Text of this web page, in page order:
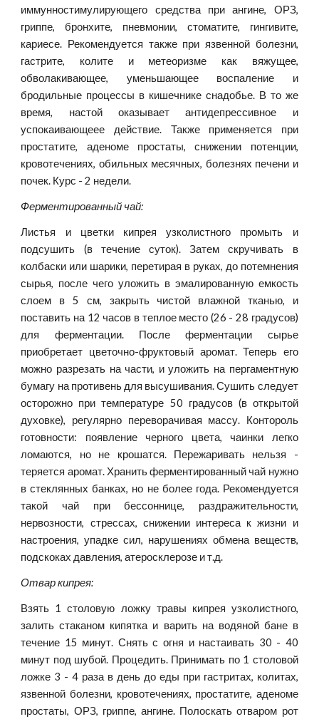
иммунностимулирующего средства при ангине, ОРЗ,
гриппе, бронхите, пневмонии, стоматите, гингивите,
кариесе. Рекомендуется также при язвенной болезни,
гастрите, колите и метеоризме как вяжущее,
обволакивающее, уменьшающее воспаление и
бродильные процессы в кишечнике снадобье. В то же
время, настой оказывает антидепрессивное и
успокаивающеее действие. Также применяется при
простатите, аденоме простаты, снижении потенции,
кровотечениях, обильных месячных, болезнях печени и
почек. Курс - 2 недели.
Ферментированный чай:
Листья и цветки кипрея узколистного промыть и
подсушить (в течение суток). Затем скручивать в
колбаски или шарики, перетирая в руках, до потемнения
сырья, после чего уложить в эмалированную емкость
слоем в 5 см, закрыть чистой влажной тканью, и
поставить на 12 часов в теплое место (26 - 28 градусов)
для ферментации. После ферментации сырье
приобретает цветочно-фруктовый аромат. Теперь его
можно разрезать на части, и уложить на пергаментную
бумагу на противень для высушивания. Сушить следует
осторожно при температуре 50 градусов (в открытой
духовке), регулярно переворачивая массу. Контороль
готовности: появление черного цвета, чаинки легко
ломаются, но не крошатся. Пережаривать нельзя -
теряется аромат. Хранить ферментированный чай нужно
в стеклянных банках, но не более года. Рекомендуется
такой чай при бессоннице, раздражительности,
нервозности, стрессах, снижении интереса к жизни и
настроения, упадке сил, нарушениях обмена веществ,
подскоках давления, атеросклерозе и т.д.
Отвар кипрея:
Взять 1 столовую ложку травы кипрея узколистного,
залить стаканом кипятка и варить на водяной бане в
течение 15 минут. Снять с огня и настаивать 30 - 40
минут под шубой. Процедить. Принимать по 1 столовой
ложке 3 - 4 раза в день до еды при гастритах, колитах,
язвенной болезни, кровотечениях, простатите, аденоме
простаты, ОРЗ, гриппе, ангине. Полоскать отваром рот